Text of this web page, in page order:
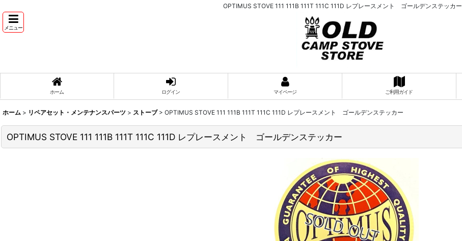
OPTIMUS STOVE 111 111B 111T 111C 111D レプレースメント ゴールデンステッカー
メニュー
ホーム ログイン マイページ ご利用ガイド
ホーム > リペアセット・メンテナンスパーツ > ストーブ > OPTIMUS STOVE 111 111B 111T 111C 111D レプレースメント ゴールデンステッカー
OPTIMUS STOVE 111 111B 111T 111C 111D レプレースメント ゴールデンステッカー